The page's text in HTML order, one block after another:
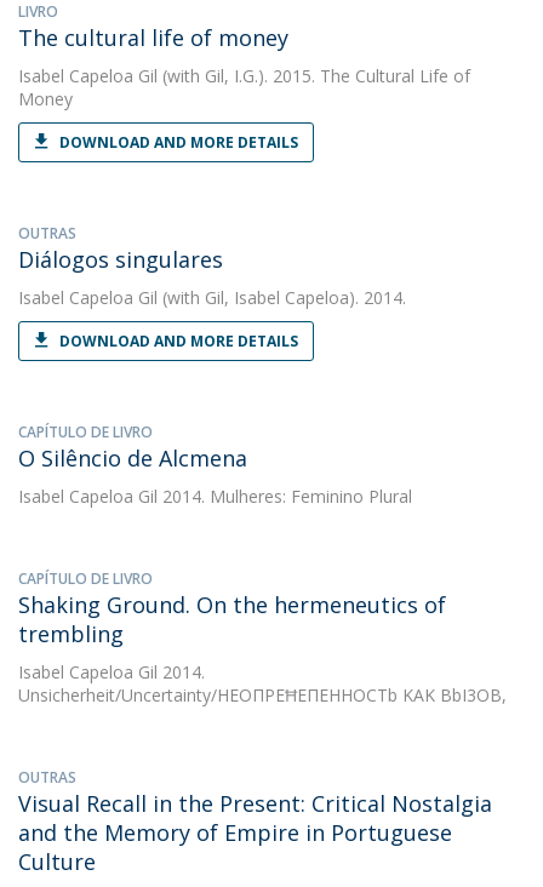
LIVRO
The cultural life of money
Isabel Capeloa Gil (with Gil, I.G.). 2015. The Cultural Life of
Money
DOWNLOAD AND MORE DETAILS
OUTRAS
Diálogos singulares
Isabel Capeloa Gil (with Gil, Isabel Capeloa). 2014.
DOWNLOAD AND MORE DETAILS
CAPÍTULO DE LIVRO
O Silêncio de Alcmena
Isabel Capeloa Gil 2014. Mulheres: Feminino Plural
CAPÍTULO DE LIVRO
Shaking Ground. On the hermeneutics of
trembling
Isabel Capeloa Gil 2014.
Unsicherheit/Uncertainty/HEOΠPEĦEΠEHHOCTb KAK BbI3OB,
OUTRAS
Visual Recall in the Present: Critical Nostalgia
and the Memory of Empire in Portuguese
Culture